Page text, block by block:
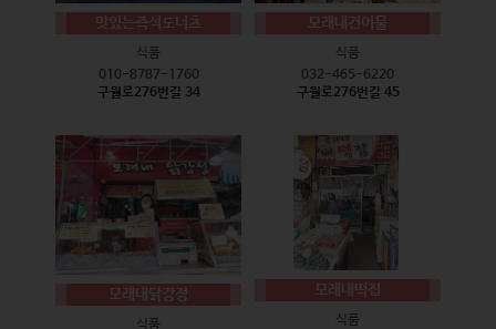
맛있는즉석도너츠
식품
010-8787-1760
구월로276번길 34
모래내건어물
식품
032-465-6220
구월로276번길 45
모래내닭강정
식품
모래내떡집
식품